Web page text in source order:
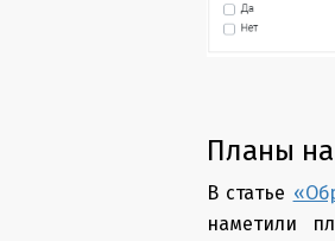
Планы
В статье
наметили